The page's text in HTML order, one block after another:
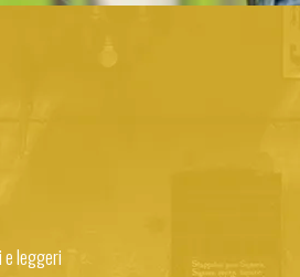
e leggeri